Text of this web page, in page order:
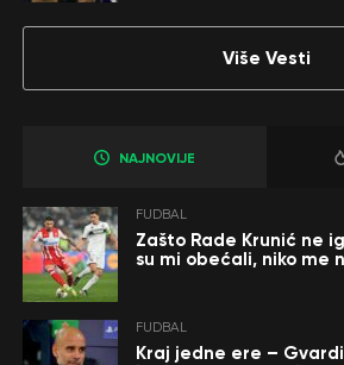
Više Vesti
NAJNOVIJE
FUDBAL
Zašto Rade Krunić ne
su mi obećali, niko me
FUDBAL
Kraj jedne ere –